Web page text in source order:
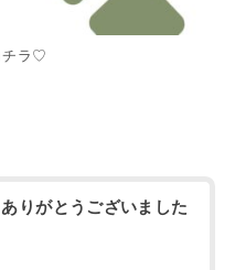
チラ♡
りがとうございました